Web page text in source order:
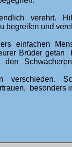
begreifen und
einfachen
Brüder
den
besonders